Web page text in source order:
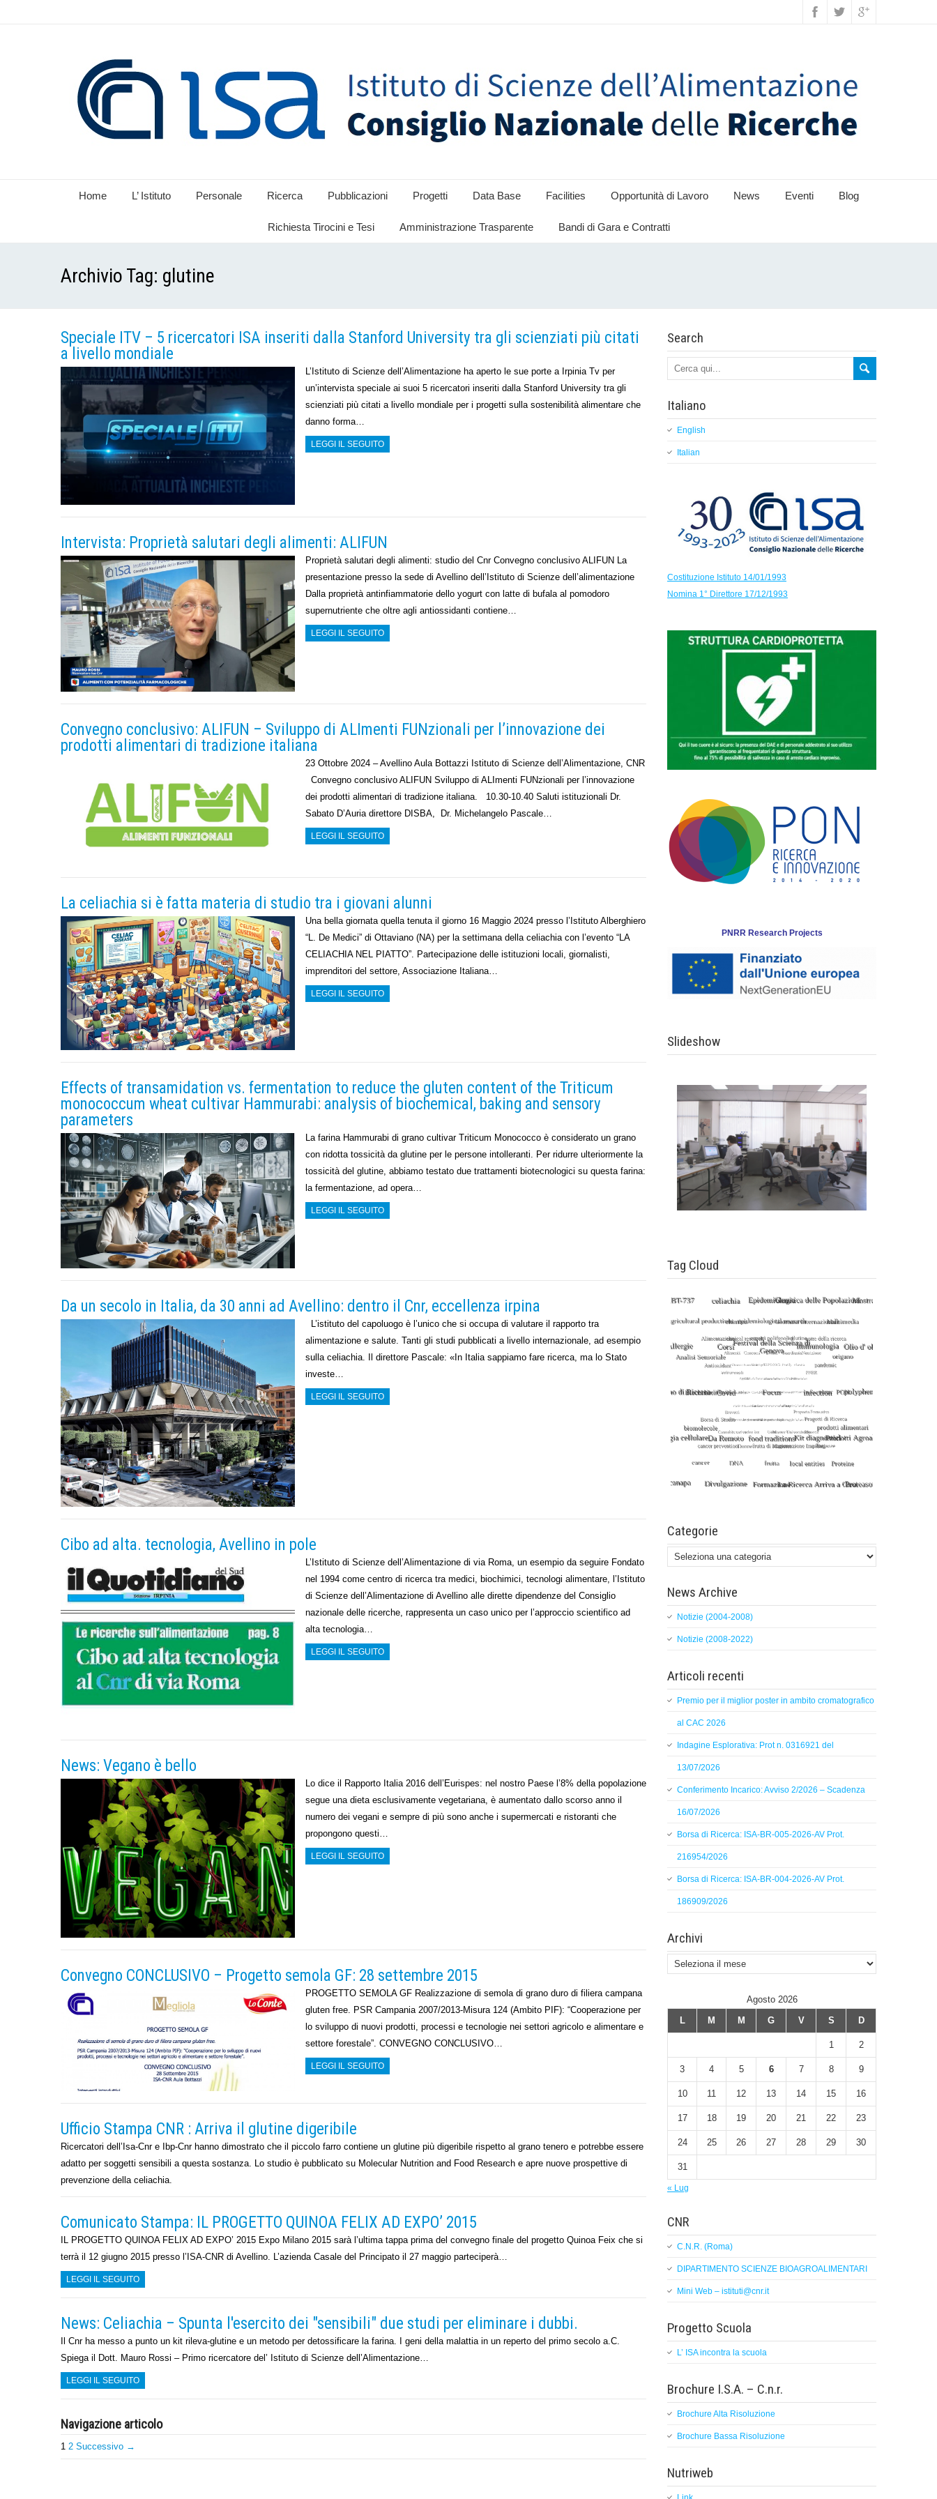
Home L’ Istituto Personale Ricerca Pubblicazioni Progetti Data Base Facilities Opportunità di Lavoro News Eventi Blog
Richiesta Tirocini e Tesi Amministrazione Trasparente Bandi di Gara e Contratti
Archivio Tag: glutine
Speciale ITV – 5 ricercatori ISA inseriti dalla Stanford University tra gli scienziati più citati
a livello mondiale
L’Istituto di Scienze dell’Alimentazione ha aperto le sue porte a Irpinia Tv per
un’intervista speciale ai suoi 5 ricercatori inseriti dalla Stanford University tra gli
scienziati più citati a livello mondiale per i progetti sulla sostenibilità alimentare che
danno forma…
LEGGI IL SEGUITO
Intervista: Proprietà salutari degli alimenti: ALIFUN
Proprietà salutari degli alimenti: studio del Cnr Convegno conclusivo ALIFUN La
presentazione presso la sede di Avellino dell’Istituto di Scienze dell’alimentazione
Dalla proprietà antinfiammatorie dello yogurt con latte di bufala al pomodoro
supernutriente che oltre agli antiossidanti contiene…
LEGGI IL SEGUITO
Convegno conclusivo: ALIFUN – Sviluppo di ALImenti FUNzionali per l’innovazione dei
prodotti alimentari di tradizione italiana
23 Ottobre 2024 – Avellino Aula Bottazzi Istituto di Scienze dell’Alimentazione, CNR
Convegno conclusivo ALIFUN Sviluppo di ALImenti FUNzionali per l’innovazione
dei prodotti alimentari di tradizione italiana. 10.30-10.40 Saluti istituzionali Dr.
Sabato D’Auria direttore DISBA, Dr. Michelangelo Pascale…
LEGGI IL SEGUITO
La celiachia si è fatta materia di studio tra i giovani alunni
Una bella giornata quella tenuta il giorno 16 Maggio 2024 presso l’Istituto Alberghiero
“L. De Medici” di Ottaviano (NA) per la settimana della celiachia con l’evento “LA
CELIACHIA NEL PIATTO”. Partecipazione delle istituzioni locali, giornalisti,
imprenditori del settore, Associazione Italiana…
LEGGI IL SEGUITO
Effects of transamidation vs. fermentation to reduce the gluten content of the Triticum
monococcum wheat cultivar Hammurabi: analysis of biochemical, baking and sensory
parameters
La farina Hammurabi di grano cultivar Triticum Monococco è considerato un grano
con ridotta tossicità da glutine per le persone intolleranti. Per ridurre ulteriormente la
tossicità del glutine, abbiamo testato due trattamenti biotecnologici su questa farina:
la fermentazione, ad opera…
LEGGI IL SEGUITO
Da un secolo in Italia, da 30 anni ad Avellino: dentro il Cnr, eccellenza irpina
L’istituto del capoluogo è l’unico che si occupa di valutare il rapporto tra
alimentazione e salute. Tanti gli studi pubblicati a livello internazionale, ad esempio
sulla celiachia. Il direttore Pascale: «In Italia sappiamo fare ricerca, ma lo Stato
investe…
LEGGI IL SEGUITO
Cibo ad alta. tecnologia, Avellino in pole
L’Istituto di Scienze dell’Alimentazione di via Roma, un esempio da seguire Fondato
nel 1994 come centro di ricerca tra medici, biochimici, tecnologi alimentare, l’Istituto
di Scienze dell’Alimentazione di Avellino alle dirette dipendenze del Consiglio
nazionale delle ricerche, rappresenta un caso unico per l’approccio scientifico ad
alta tecnologia…
LEGGI IL SEGUITO
News: Vegano è bello
Lo dice il Rapporto Italia 2016 dell’Eurispes: nel nostro Paese l’8% della popolazione
segue una dieta esclusivamente vegetariana, è aumentato dallo scorso anno il
numero dei vegani e sempre di più sono anche i supermercati e ristoranti che
propongono questi…
LEGGI IL SEGUITO
Convegno CONCLUSIVO – Progetto semola GF: 28 settembre 2015
PROGETTO SEMOLA GF Realizzazione di semola di grano duro di filiera campana
gluten free. PSR Campania 2007/2013-Misura 124 (Ambito PIF): “Cooperazione per
lo sviluppo di nuovi prodotti, processi e tecnologie nei settori agricolo e alimentare e
settore forestale”. CONVEGNO CONCLUSIVO…
LEGGI IL SEGUITO
Ufficio Stampa CNR : Arriva il glutine digeribile
Ricercatori dell’Isa-Cnr e Ibp-Cnr hanno dimostrato che il piccolo farro contiene un glutine più digeribile rispetto al grano tenero e potrebbe essere
adatto per soggetti sensibili a questa sostanza. Lo studio è pubblicato su Molecular Nutrition and Food Research e apre nuove prospettive di
prevenzione della celiachia.
Comunicato Stampa: IL PROGETTO QUINOA FELIX AD EXPO’ 2015
IL PROGETTO QUINOA FELIX AD EXPO’ 2015 Expo Milano 2015 sarà l’ultima tappa prima del convegno finale del progetto Quinoa Feix che si
terrà il 12 giugno 2015 presso l’ISA-CNR di Avellino. L’azienda Casale del Principato il 27 maggio parteciperà…
LEGGI IL SEGUITO
News: Celiachia – Spunta l'esercito dei "sensibili" due studi per eliminare i dubbi.
Il Cnr ha messo a punto un kit rileva-glutine e un metodo per detossificare la farina. I geni della malattia in un reperto del primo secolo a.C.
Spiega il Dott. Mauro Rossi – Primo ricercatore del’ Istituto di Scienze dell’Alimentazione…
LEGGI IL SEGUITO
Navigazione articolo
1 2 Successivo →
Search
Italiano
English
Italian
Costituzione Istituto 14/01/1993
Nomina 1° Direttore 17/12/1993
PNRR Research Projects
Slideshow
Tag Cloud
Categorie
Categorie
News Archive
Notizie (2004-2008)
Notizie (2008-2022)
Articoli recenti
Premio per il miglior poster in ambito cromatografico
al CAC 2026
Indagine Esplorativa: Prot n. 0316921 del
13/07/2026
Conferimento Incarico: Avviso 2/2026 – Scadenza
16/07/2026
Borsa di Ricerca: ISA-BR-005-2026-AV Prot.
216954/2026
Borsa di Ricerca: ISA-BR-004-2026-AV Prot.
186909/2026
Archivi
Archivi
Agosto 2026
L
M M G V S D
1 2
3 4 5 6 7 8 9
10 11 12 13 14 15 16
17 18 19 20 21 22 23
24 25 26 27 28 29 30
31
« Lug
CNR
C.N.R. (Roma)
DIPARTIMENTO SCIENZE BIOAGROALIMENTARI
Mini Web – istituti@cnr.it
Progetto Scuola
L’ ISA incontra la scuola
Brochure I.S.A. – C.n.r.
Brochure Alta Risoluzione
Brochure Bassa Risoluzione
Nutriweb